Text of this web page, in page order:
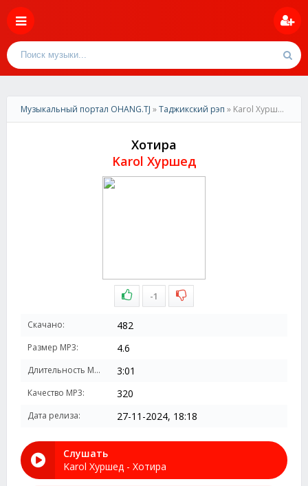
Музыкальный портал OHANG.TJ »Таджикский рэп » Karol Хуршед-Хотира
Хотира
Karol Хуршед
-1
Скачано: 482
Размер MP3: 4.6
Длительность MP3: 3:01
Качество MP3: 320
Дата релиза: 27-11-2024, 18:18
Слушать
Karol Хуршед - Хотира